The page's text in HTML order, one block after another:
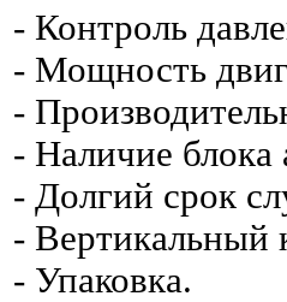
- Контроль
- Мощность
-
- Наличие блока
- Долгий срок
- Вертикальный
- Упаковка.